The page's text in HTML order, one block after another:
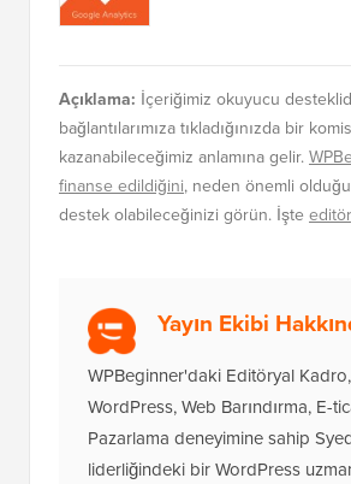
Açıklama: İçeriğimiz okuyucu
bağlantılarımıza tıkladığınızda bir
kazanabileceğimiz anlamına gelir.
finanse edildiğini, neden önemli
destek olabileceğinizi görün. İşte
Yayın Ekibi
WPBeginner'daki Editöryal Kadro,
WordPress, Web Barındırma, E-
Pazarlama deneyimine sahip
liderliğindeki bir WordPress